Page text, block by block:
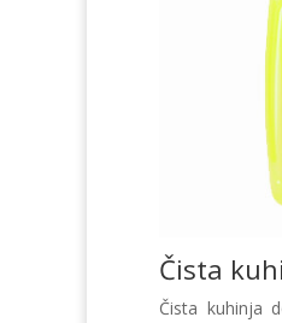
Čista
Čista kuhinja